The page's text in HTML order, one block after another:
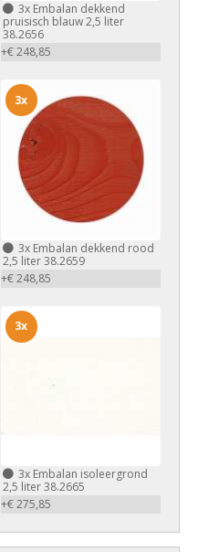
3xEmbalan dekkend
pruisisch blauw 2,5 liter
38.2656
+€ 248,85
3xEmbalan dekkend rood
2,5 liter 38.2659
+€ 248,85
3x
3xEmbalan isoleergrond
2,5 liter 38.2665
+€ 275,85
3x